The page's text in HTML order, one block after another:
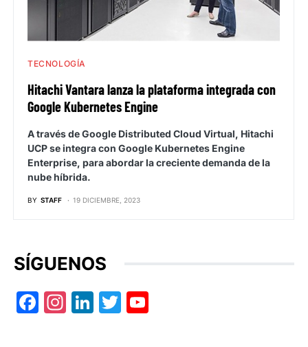
TECNOLOGÍA
Hitachi Vantara lanza la plataforma integrada con
Google Kubernetes Engine
A través de Google Distributed Cloud Virtual, Hitachi
UCP se integra con Google Kubernetes Engine
Enterprise, para abordar la creciente demanda de la
nube híbrida.
BY STAFF 19 DICIEMBRE, 2023
SÍGUENOS
Facebook
Instagram
LinkedIn
Twitter